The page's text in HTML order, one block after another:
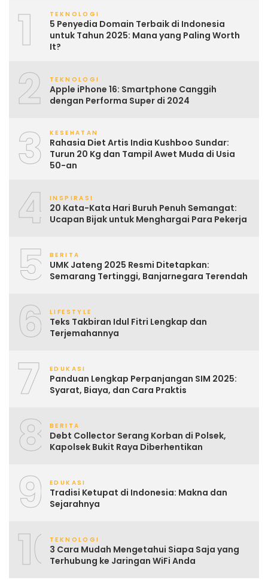
1 TEKNOLOGI
5 Penyedia Domain Terbaik di Indonesia
untuk Tahun 2025: Mana yang Paling Worth
It?
2 TEKNOLOGI
Apple iPhone 16: Smartphone Canggih
dengan Performa Super di 2024
3 KESEHATAN
Rahasia Diet Artis India Kushboo Sundar:
Turun 20 Kg dan Tampil Awet Muda di Usia
50-an
4 INSPIRASI
20 Kata-Kata Hari Buruh Penuh Semangat:
Ucapan Bijak untuk Menghargai Para Pekerja
5 BERITA
UMK Jateng 2025 Resmi Ditetapkan:
Semarang Tertinggi, Banjarnegara Terendah
6 LIFESTYLE
Teks Takbiran Idul Fitri Lengkap dan
Terjemahannya
7 EDUKASI
Panduan Lengkap Perpanjangan SIM 2025:
Syarat, Biaya, dan Cara Praktis
8 BERITA
Debt Collector Serang Korban di Polsek,
Kapolsek Bukit Raya Diberhentikan
9 EDUKASI
Tradisi Ketupat di Indonesia: Makna dan
Sejarahnya
10TEKNOLOGI
3 Cara Mudah Mengetahui Siapa Saja yang
Terhubung ke Jaringan WiFi Anda